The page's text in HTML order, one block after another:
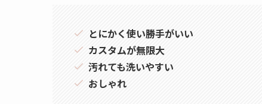
とにかく使い勝手がいい
カスタムが無限大
汚れても洗いやすい
おしゃれ